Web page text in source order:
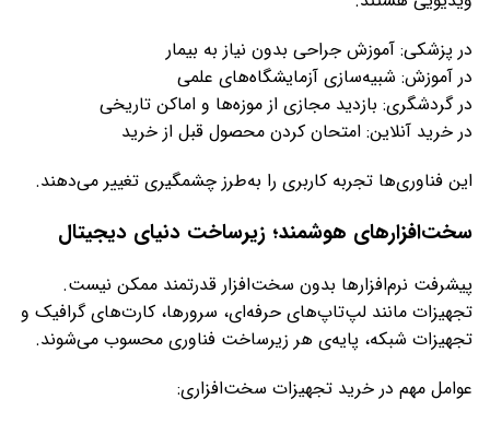
در پزشکی: آموزش جراحی بدون نیاز به بیمار
در آموزش: شبیه‌سازی آزمایشگاه‌های علمی
در گردشگری: بازدید مجازی از موزه‌ها و اماکن تاریخی
در خرید آنلاین: امتحان کردن محصول قبل از خرید
این فناوری‌ها تجربه کاربری را به‌طرز چشمگیری تغییر می‌دهند.
سخت‌افزارهای هوشمند؛ زیرساخت دنیای دیجیتال
پیشرفت نرم‌افزارها بدون سخت‌افزار قدرتمند ممکن نیست.
تجهیزات مانند لپ‌تاپ‌های حرفه‌ای، سرورها، کارت‌های گرافیک و
تجهیزات شبکه، پایه‌ی هر زیرساخت فناوری محسوب می‌شوند.
عوامل مهم در خرید تجهیزات سخت‌افزاری: